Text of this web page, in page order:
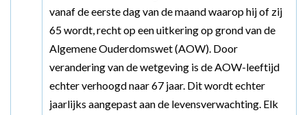
vanaf de eerste dag van de maand waarop hij of zij
65 wordt, recht op een uitkering op grond van de
Algemene Ouderdomswet (AOW). Door
verandering van de wetgeving is de AOW-leeftijd
echter verhoogd naar 67 jaar. Dit wordt echter
jaarlijks aangepast aan de levensverwachting. Elk